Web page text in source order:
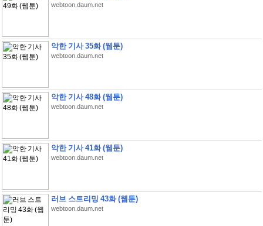
webtoon.daum.net
악한 기사 35화 (웹툰)
webtoon.daum.net
악한 기사 48화 (웹툰)
webtoon.daum.net
악한 기사 41화 (웹툰)
webtoon.daum.net
러브 스트리밍 43화 (웹툰)
webtoon.daum.net